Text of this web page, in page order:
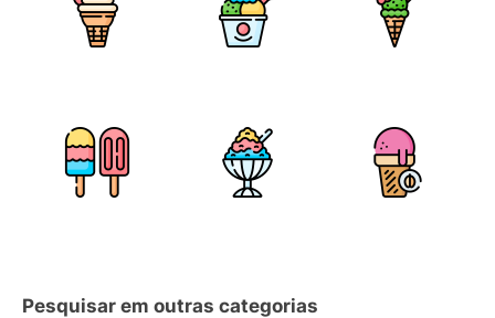
Pesquisar em outras categorias